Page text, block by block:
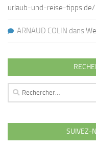
urlaub-und-reise-tipps.de/
ARNAUD COLIN dans
Rechercher :
SUIVEZ-